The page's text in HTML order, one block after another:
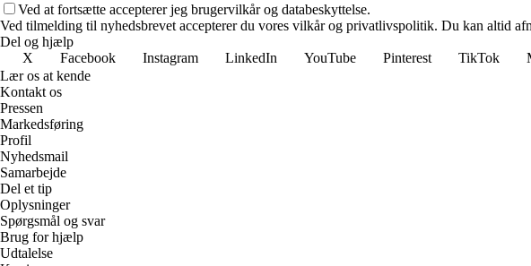
Ved at fortsætte accepterer jeg brugervilkår og databeskyttelse.
Ved tilmelding til nyhedsbrevet accepterer du vores vilkår og privatlivspolitik. Du kan altid
Del og hjælp
X
Facebook Instagram LinkedIn YouTube Pinterest TikTok
Lær os at kende
Kontakt os
Pressen
Markedsføring
Profil
Nyhedsmail
Samarbejde
Del et tip
Oplysninger
Spørgsmål og svar
Brug for hjælp
Udtalelse